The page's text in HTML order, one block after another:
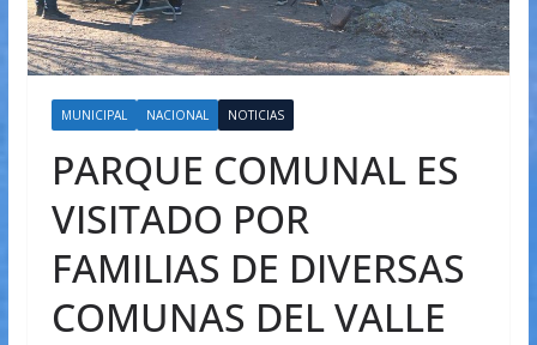
MUNICIPAL NACIONAL NOTICIAS
PARQUE COMUNAL ES
VISITADO POR
FAMILIAS DE DIVERSAS
COMUNAS DEL VALLE